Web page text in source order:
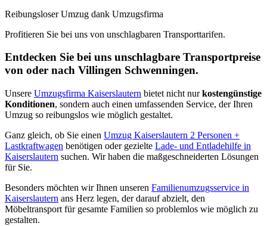
Reibungsloser Umzug dank Umzugsfirma
Profitieren Sie bei uns von unschlagbaren Transporttarifen.
Entdecken Sie bei uns unschlagbare Transportpreise
von oder nach Villingen Schwenningen⁠.
Unsere Umzugsfirma Kaiserslautern bietet nicht nurkostengünstige
Konditionen, sondern auch einen umfassenden Service, der Ihren
Umzug so reibungslos wie möglich gestaltet.
Ganz gleich, ob Sie einen Umzug Kaiserslautern 2 Personen +
Lastkraftwagen benötigen oder gezielte Lade- und Entladehilfe in
Kaiserslautern suchen. Wir haben die maßgeschneiderten Lösungen
für Sie.
Besonders möchten wir Ihnen unseren Familienumzugsservice in
Kaiserslautern ans Herz legen, der darauf abzielt, den
Möbeltransport für gesamte Familien so problemlos wie möglich zu
gestalten.